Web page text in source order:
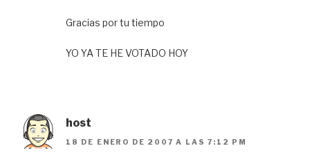
Gracias por tu tiempo
YO YA TE HE VOTADO HOY
host
18 DE ENERO DE 2007 A LAS 7:12 PM